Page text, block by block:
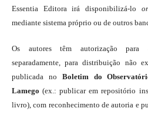
Essentia Editora irá disponibilizá-lo
mediante sistema próprio ou de outros
Os autores têm autorização para
separadamente, para distribuição não
publicada no Boletim do
Lamego (ex.: publicar em repositório
livro), com reconhecimento de autoria e